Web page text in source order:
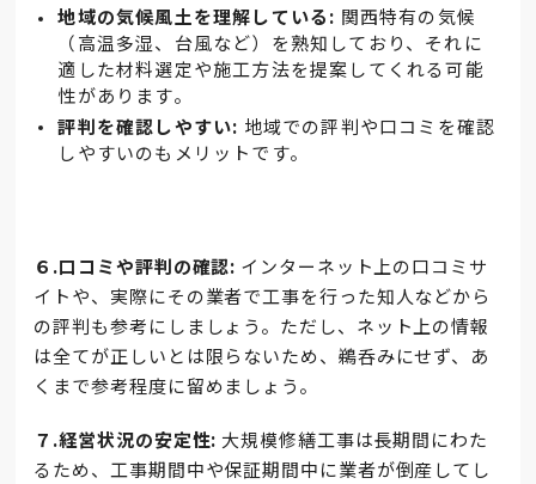
地域の気候風土を理解している: 関西特有の気候
（高温多湿、台風など）を熟知しており、それに
適した材料選定や施工方法を提案してくれる可能
性があります。
評判を確認しやすい: 地域での評判や口コミを確認
しやすいのもメリットです。
６.口コミや評判の確認: インターネット上の口コミサ
イトや、実際にその業者で工事を行った知人などから
の評判も参考にしましょう。ただし、ネット上の情報
は全てが正しいとは限らないため、鵜呑みにせず、あ
くまで参考程度に留めましょう。
７.経営状況の安定性: 大規模修繕工事は長期間にわた
るため、工事期間中や保証期間中に業者が倒産してし